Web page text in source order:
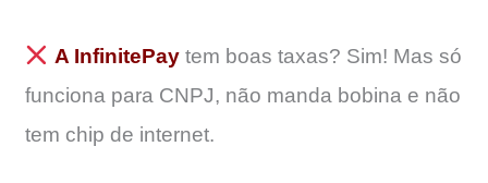
A InfinitePaytem boas taxas? Sim! Mas só
funciona para CNPJ, não manda bobina e não
tem chip de internet.